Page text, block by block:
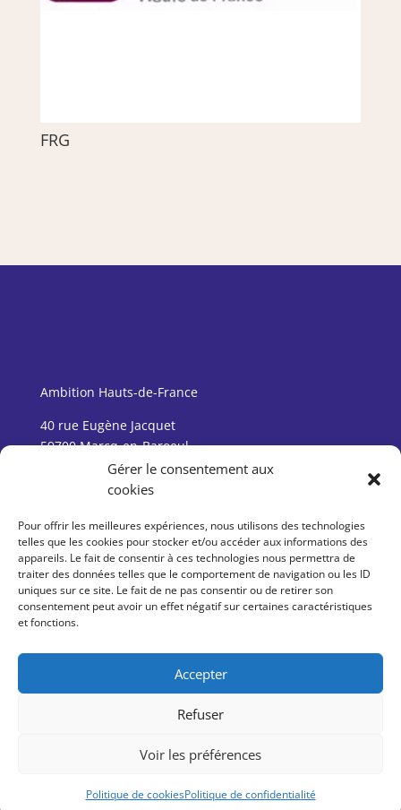
Gérer le consentement aux
cookies
Pour offrir les meilleures expériences, nous utilisons des technologies
telles que les cookies pour stocker et/ou accéder aux informations des
appareils. Le fait de consentir à ces technologies nous permettra de
traiter des données telles que le comportement de navigation ou les ID
uniques sur ce site. Le fait de ne pas consentir ou de retirer son
consentement peut avoir un effet négatif sur certaines caractéristiques
et fonctions.
Accepter
Refuser
Voir les préférences
Politique de cookiesPolitique de confidentialité
FRG
Ambition Hauts-de-France
40 rue Eugène Jacquet
59700 Marcq-en-Baroeul
Suivez-nous :
Mail : contact@ambition-hdf.fr